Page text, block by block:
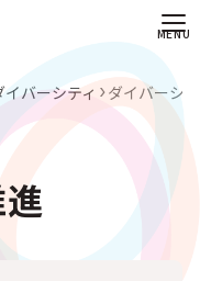
イバーシティ ダイバーシ